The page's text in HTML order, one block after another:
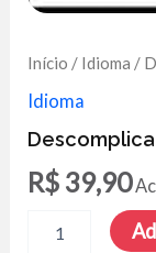
Início / Idioma /
Idioma
R$ 39,90
Descomplica
Que